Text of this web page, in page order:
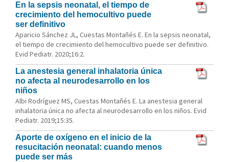
En la sepsis neonatal, el tiempo de
crecimiento del hemocultivo puede
ser definitivo
Aparicio Sánchez JL, Cuestas Montañés E. En la sepsis neonatal,
el tiempo de crecimiento del hemocultivo puede ser definitivo.
Evid Pediatr. 2020;16:2.
La anestesia general inhalatoria única
no afecta al neurodesarrollo en los
niños
Albi Rodríguez MS, Cuestas Montañés E. La anestesia general
inhalatoria única no afecta al neurodesarrollo en los niños. Evid
Pediatr. 2019;15:35.
Aporte de oxígeno en el inicio de la
resucitación neonatal: cuando menos
puede ser más